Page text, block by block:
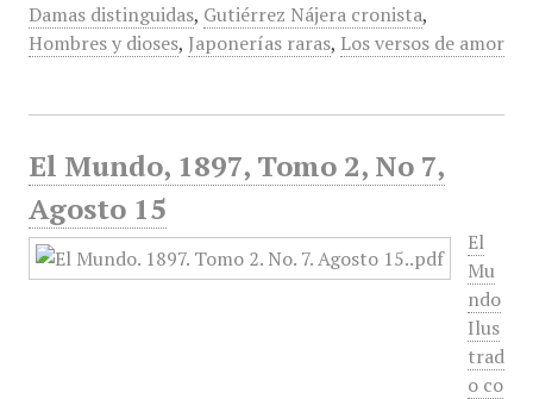
Damas distinguidas, Gutiérrez Nájera cronista,
Hombres y dioses, Japonerías raras, Los versos de amor
El Mundo, 1897, Tomo 2, No 7,
Agosto 15
El
Mu
ndo
Ilus
trad
o co